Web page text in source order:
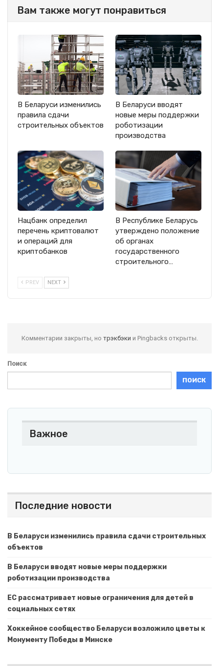
Вам также могут понравиться
В Беларуси изменились
правила сдачи
строительных объектов
В Беларуси вводят
новые меры поддержки
роботизации
производства
Нацбанк определил
перечень криптовалют
и операций для
криптобанков
В Республике Беларусь
утверждено положение
об органах
государственного
строительного…
PREV NEXT
Комментарии закрыты, но трэкбэки и Pingbacks открыты.
Поиск
ПОИСК
Важное
Последние новости
В Беларуси изменились правила сдачи строительных
объектов
В Беларуси вводят новые меры поддержки
роботизации производства
ЕС рассматривает новые ограничения для детей в
социальных сетях
Хоккейное сообщество Беларуси возложило цветы к
Монументу Победы в Минске